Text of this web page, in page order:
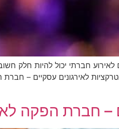
חברתי יכול להיות חלק
לאירגונים עסקיים – חברת
– חברת הפקה